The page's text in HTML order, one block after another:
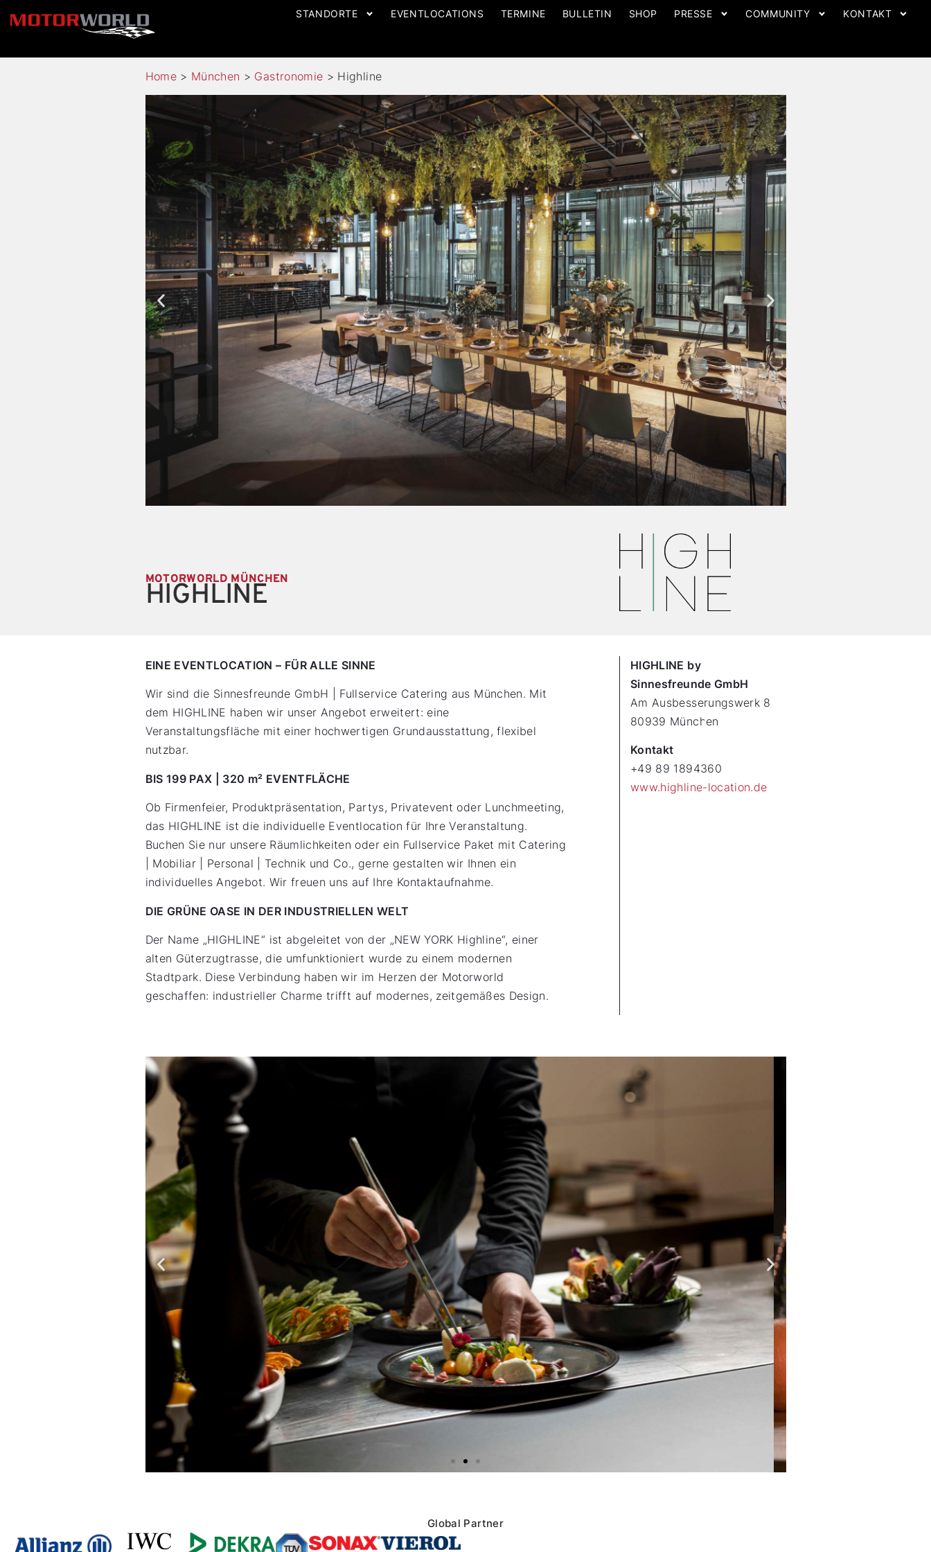
STANDORTE EVENTLOCATIONS TERMINE BULLETIN SHOP PRESSE COMMUNITY KONTAKT
Home> München > Gastronomie > Highline
MOTORWORLD MÜNCHEN
HIGHLINE
EINE EVENTLOCATION – FÜR ALLE SINNE
Wir sind die Sinnesfreunde GmbH | Fullservice Catering aus München. Mit
dem HIGHLINE haben wir unser Angebot erweitert: eine
Veranstaltungsfläche mit einer hochwertigen Grundausstattung, flexibel
nutzbar.
BIS 199 PAX | 320 m² EVENTFLÄCHE
Ob Firmenfeier, Produktpräsentation, Partys, Privatevent oder Lunchmeeting,
das HIGHLINE ist die individuelle Eventlocation für Ihre Veranstaltung.
Buchen Sie nur unsere Räumlichkeiten oder ein Fullservice Paket mit Catering
| Mobiliar | Personal | Technik und Co., gerne gestalten wir Ihnen ein
individuelles Angebot. Wir freuen uns auf Ihre Kontaktaufnahme.
DIE GRÜNE OASE IN DER INDUSTRIELLEN WELT
Der Name „HIGHLINE“ ist abgeleitet von der „NEW YORK Highline“, einer
alten Güterzugtrasse, die umfunktioniert wurde zu einem modernen
Stadtpark. Diese Verbindung haben wir im Herzen der Motorworld
geschaffen: industrieller Charme trifft auf modernes, zeitgemäßes Design.
HIGHLINE by
Sinnesfreunde GmbH
Am Ausbesserungswerk 8
80939 München
Kontakt
+49 89 1894360
www.highline-location.de
Global Partner